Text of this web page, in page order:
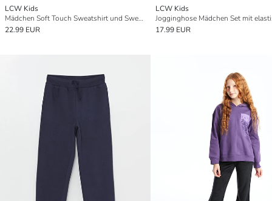
LCW Kids
Mädchen Soft Touch Sweatshirt und Sweatpants
22.99 EUR
LCW Kids
17.99 EUR